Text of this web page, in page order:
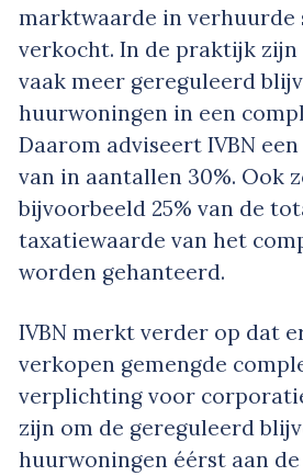
marktwaarde in verhuurde
verkocht. In de praktijk
vaak meer gereguleerd
huurwoningen in een
Daarom adviseert IVBN
van in aantallen 30%. Ook
bijvoorbeeld 25% van de
taxatiewaarde van het
worden gehanteerd.
IVBN merkt verder op dat
verkopen gemengde
verplichting voor
zijn om de gereguleerd
huurwoningen éérst aan